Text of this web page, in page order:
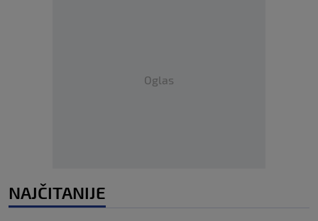
Oglas
NAJČITANIJE